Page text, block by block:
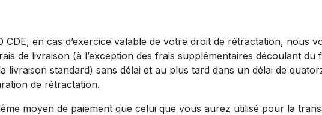
en cas d’exercice valable de votre droit de rétractation, nous
de livraison (à l’exception des frais supplémentaires découlant du
livraison standard) sans délai et au plus tard dans un délai de
de rétractation.
moyen de paiement que celui que vous aurez utilisé pour la